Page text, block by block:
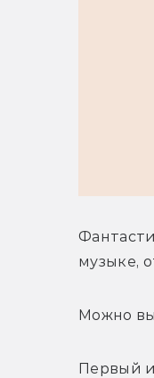
музыке,
Можно
Первый